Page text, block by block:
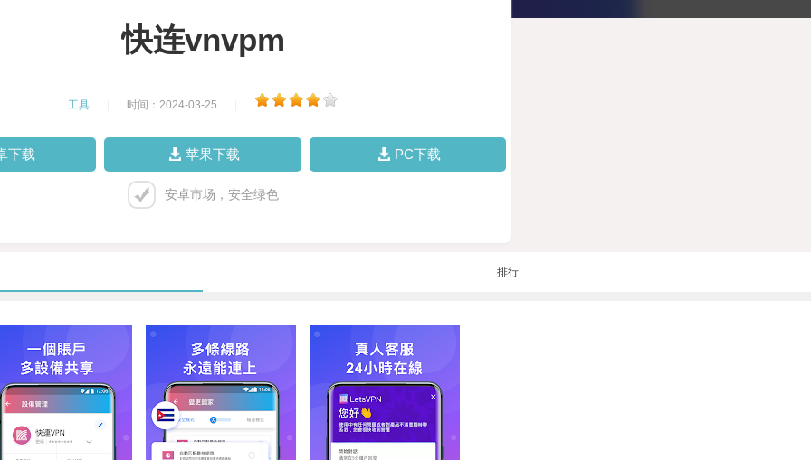
快连vnvpm
工具 时间：2024-03-25
下载 苹果下载 PC下载
安卓市场，安全绿色
排行